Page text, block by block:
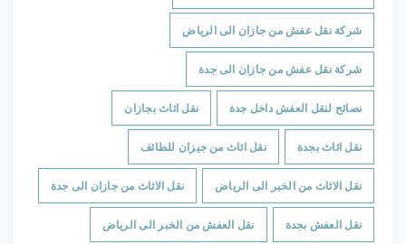
شركة نقل عفش من جازان الى الرياض
شركة نقل عفش من جازان الى جدة
نصائح لنقل العفش داخل جدة نقل اثاث بجازان
نقل اثاث بجدة نقل اثاث من جيزان للطائف
نقل الاثاث من الخبر الى الرياض نقل الاثاث من جازان الى جدة
نقل العفش بجدة نقل العفش من الخبر الى الرياض